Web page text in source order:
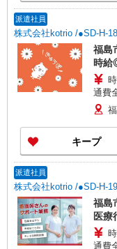
派遣社員
株式会社kotrio /●SD-H-
福島
時給
通費
キープ
派遣社員
株式会社kotrio /●SD-H-
福島
医療
通費